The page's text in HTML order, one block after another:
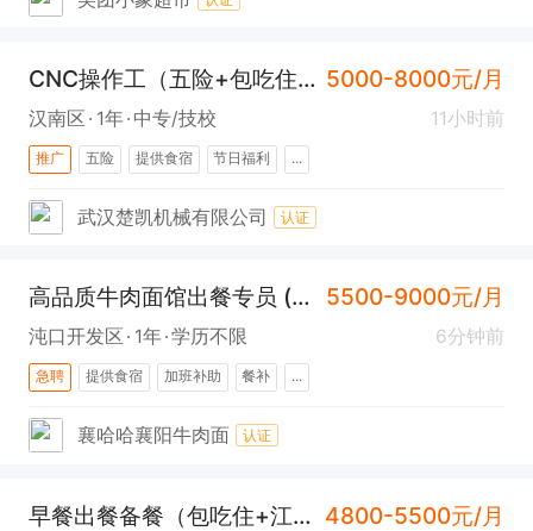
CNC操作工（五险+包吃住+汉南） 5000-8000元/月
汉南区 1年 中专/技校 11小时前
推广 五险 提供食宿 节日福利 ...
武汉楚凯机械有限公司 认证
高品质牛肉面馆出餐专员 (包吃住+沌口） 5500-9000元/月
沌口开发区 1年 学历不限 6分钟前
急聘 提供食宿 加班补助 餐补 ...
襄哈哈襄阳牛肉面 认证
早餐出餐备餐（包吃住+江汉大学） 4800-5500元/月